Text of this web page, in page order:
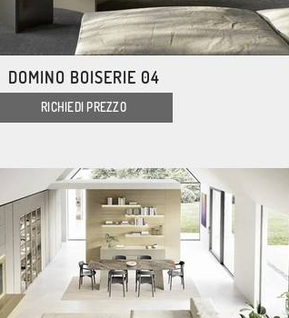
DOMINO BOISERIE 04
RICHIEDI PREZZO